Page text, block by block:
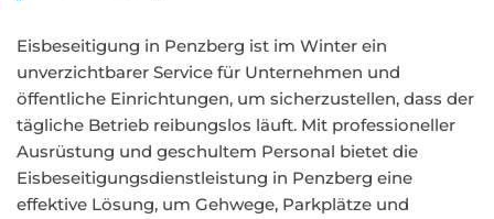
Eisbeseitigung in Penzberg ist im Winter ein
unverzichtbarer Service für Unternehmen und
öffentliche Einrichtungen, um sicherzustellen, dass der
tägliche Betrieb reibungslos läuft. Mit professioneller
Ausrüstung und geschultem Personal bietet die
Eisbeseitigungsdienstleistung in Penzberg eine
effektive Lösung, um Gehwege, Parkplätze und